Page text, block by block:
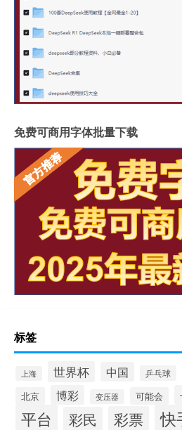
免费可商用字体批量下载
标签
上海 世界杯 中国 乒乓球
北京 博彩 变压器 可能会
平台 彩民 彩票 快